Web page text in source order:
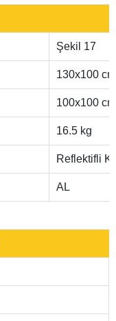
Şekil 17
130x100 cm
100x100 cm
16.5 kg
Reflektifli
AL